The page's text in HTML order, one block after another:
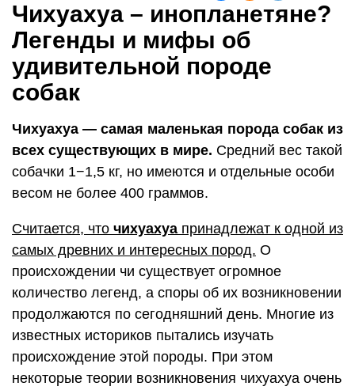
Чихуахуа – инопланетяне?
Легенды и мифы об
удивительной породе
собак
Чихуахуа — самая маленькая порода собак из
всех существующих в мире. Средний вес такой
собачки 1−1,5 кг, но имеются и отдельные особи
весом не более 400 граммов.
Считается, что чихуахуа принадлежат к одной из
самых древних и интересных пород. О
происхождении чи существует огромное
количество легенд, а споры об их возникновении
продолжаются по сегодняшний день. Многие из
известных историков пытались изучать
происхождение этой породы. При этом
некоторые теории возникновения чихуахуа очень